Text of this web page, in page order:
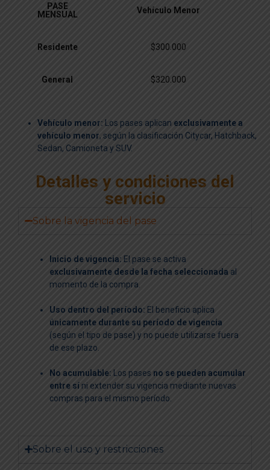
PASE
MENSUAL
Vehículo Menor
Residente $300.000
General $320.000
Vehículo menor: Los pases aplican exclusivamente a
vehículo menor, según la clasificación Citycar, Hatchback,
Sedan, Camioneta y SUV.
Detalles y condiciones del
servicio
Sobre la vigencia del pase
Inicio de vigencia: El pase se activa
exclusivamente desde la fecha seleccionada al
momento de la compra.
Uso dentro del período: El beneficio aplica
únicamente durante su período de vigencia
(según el tipo de pase) y no puede utilizarse fuera
de ese plazo.
No acumulable: Los pases no se pueden acumular
entre sí ni extender su vigencia mediante nuevas
compras para el mismo período.
Sobre el uso y restricciones